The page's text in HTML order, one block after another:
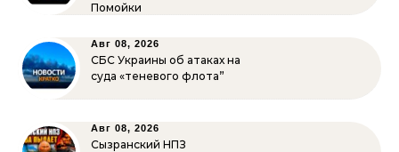
Помойки
Авг 08, 2026
СБС Украины об атаках на
суда «теневого флота”
Авг 08, 2026
Сызранский НПЗ